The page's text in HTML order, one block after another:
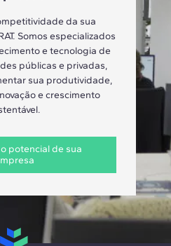
da sua
Somos especializados
e tecnologia de
públicas e privadas,
sua produtividade,
e crescimento
potencial de sua